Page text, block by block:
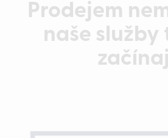
Prodejem
naše služby